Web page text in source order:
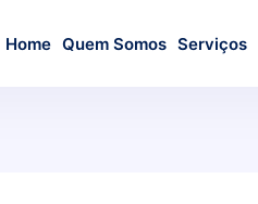
Home Quem Somos Serviços